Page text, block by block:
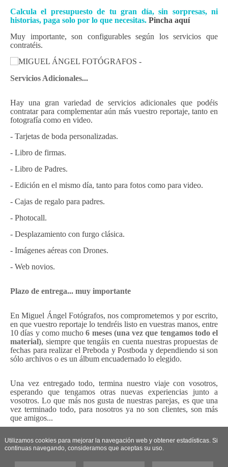
Calcula el presupuesto de tu gran día, sin sorpresas, ni
historias, paga solo por lo que necesitas. Pincha aquí
Muy importante, son configurables según los servicios que
contratéis.
Servicios Adicionales...
Hay una gran variedad de servicios adicionales que podéis
contratar para complementar aún más vuestro reportaje, tanto en
fotografía como en video.
- Tarjetas de boda personalizadas.
- Libro de firmas.
- Libro de Padres.
- Edición en el mismo día, tanto para fotos como para video.
- Cajas de regalo para padres.
- Photocall.
- Desplazamiento con furgo clásica.
- Imágenes aéreas con Drones.
- Web novios.
Plazo de entrega... muy importante
En Miguel Ángel Fotógrafos, nos comprometemos y por escrito,
en que vuestro reportaje lo tendréis listo en vuestras manos, entre
10 días y como mucho6 meses (una vez que tengamos todo el
material), siempre que tengáis en cuenta nuestras propuestas de
fechas para realizar el Preboda y Postboda y dependiendo si son
sólo archivos o es un álbum encuadernado lo elegido.
Una vez entregado todo, termina nuestro viaje con vosotros,
esperando que tengamos otras nuevas experiencias junto a
vosotros. Lo que más nos gusta de nuestras parejas, es que una
vez terminado todo, para nosotros ya no son clientes, son más
que amigos...
Utilizamos cookies para mejorar la navegación web y obtener estadísticas. Si
continuas navegando, consideramos que aceptas su uso.